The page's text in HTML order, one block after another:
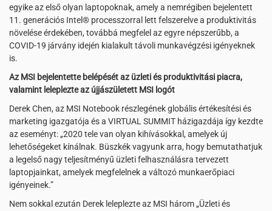
egyike az első olyan laptopoknak, amely a nemrégiben bejelentett
11. generációs Intel® processzorral lett felszerelve a produktivitás
növelése érdekében, továbbá megfelel az egyre népszerűbb, a
COVID-19 járvány idején kialakult távoli munkavégzési igényeknek
is.
Az MSI bejelentette belépését az üzleti és produktivitási piacra,
valamint leleplezte az újjászületett MSI logót
Derek Chen, az MSI Notebook részlegének globális értékesítési és
marketing igazgatója és a VIRTUAL SUMMIT házigazdája így kezdte
az eseményt: „2020 tele van olyan kihívásokkal, amelyek új
lehetőségeket kínálnak. Büszkék vagyunk arra, hogy bemutathatjuk
a legelső nagy teljesítményű üzleti felhasználásra tervezett
laptopjainkat, amelyek megfelelnek a változó munkaerőpiaci
igényeinek.”
Nem sokkal ezután Derek leleplezte az MSI három „Üzleti és